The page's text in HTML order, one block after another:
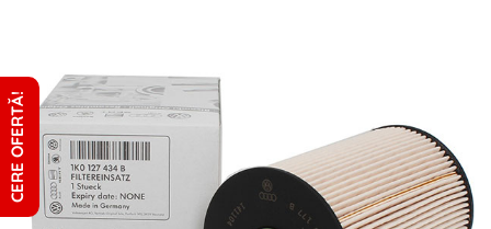
CERE OFERTĂ!